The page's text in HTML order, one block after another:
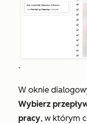
.
W oknie
Wybierz
pracy, w którym